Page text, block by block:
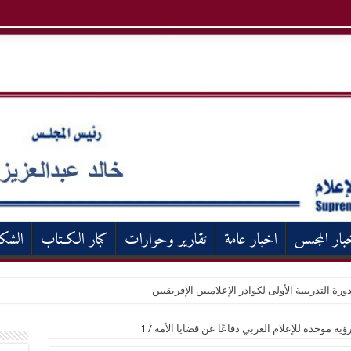
المجلس اخبار عامة تقارير وحوارات كبار الكـتاب
التدريبية الأولى لكوادر الإعلاميين الإفريقيين
موحدة للإعلام العربي دفاعًا عن قضايا الأمة /
1